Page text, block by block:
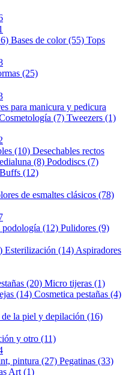
Bases de color (55) Tops
(25)
para manicura y pedicura
(7) Tweezers (1)
(10) Desechables rectos
(8) Pododiscs (7)
Buffs (12)
de esmaltes clásicos (78)
podología (12) Pulidores (9)
Esterilización (14) Aspiradores
(20) Micro tijeras (1)
(14) Cosmetica pestañas (4)
la piel y depilación (16)
y otro (11)
pintura (27) Pegatinas (33)
Art (1)